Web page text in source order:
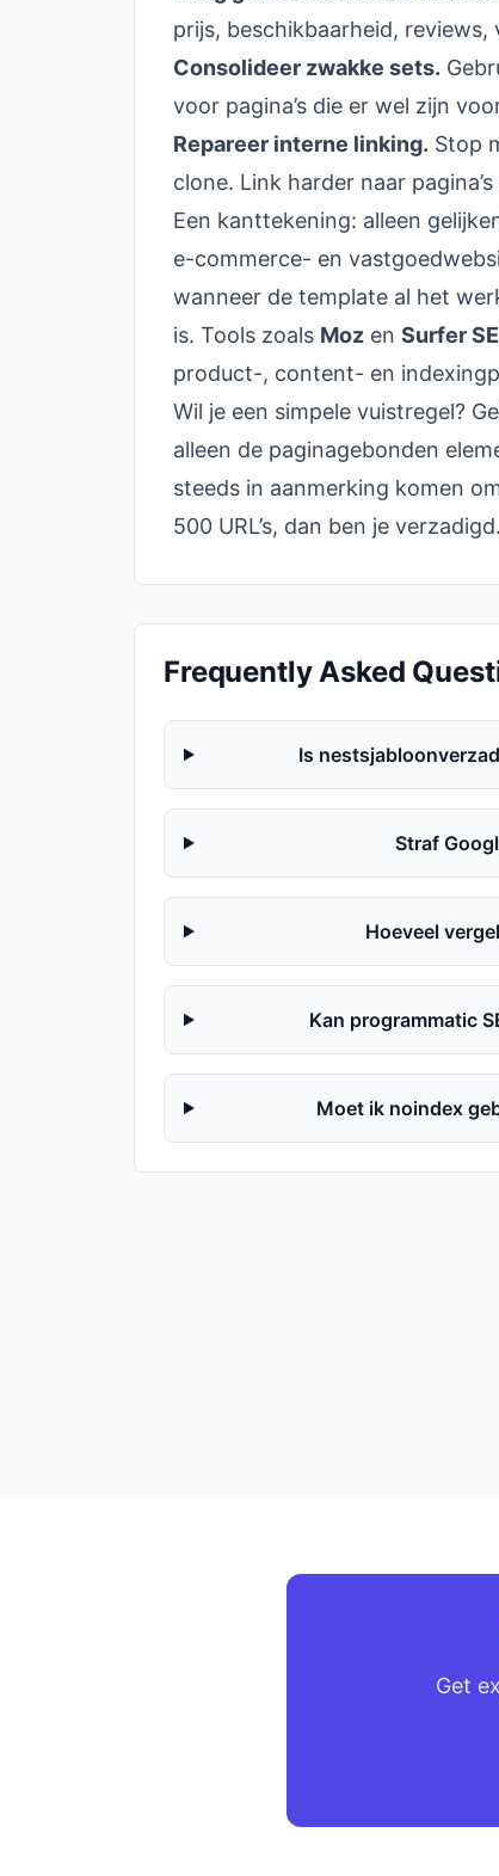
prijs, beschikbaarheid,
Consolideer zwakke sets.
voor pagina’s die er wel zijn
Repareer interne linking. Stop
clone. Link harder naar
Een kanttekening: alleen
e-commerce- en
wanneer de template al het
is. Tools zoals Moz en Surfer
product-, content- en
Wil je een simpele vuistregel?
alleen de paginagebonden
steeds in aanmerking komen
500 URL’s, dan ben je verzadigd.
Frequently Asked
Is
Straf
Hoeveel
Kan programmatic
Moet ik noindex
Get